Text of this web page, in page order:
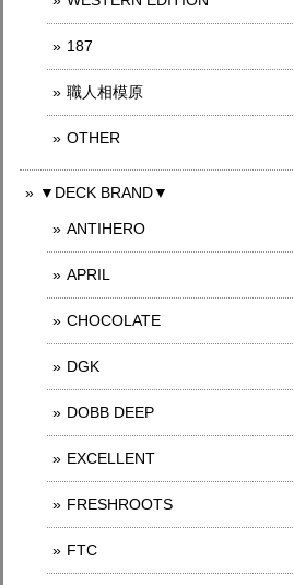
187
職人相模原
OTHER
▼DECK BRAND▼
ANTIHERO
APRIL
CHOCOLATE
DGK
DOBB DEEP
EXCELLENT
FRESHROOTS
FTC